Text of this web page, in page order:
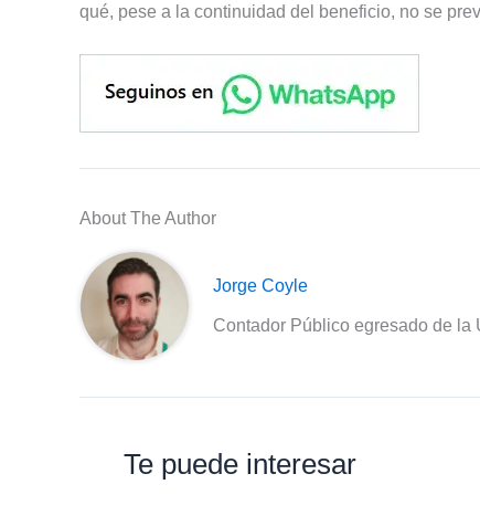
qué, pese a la continuidad del beneficio, no se
About The Author
Jorge Coyle
Contador Público egresado de la
Te puede interesar